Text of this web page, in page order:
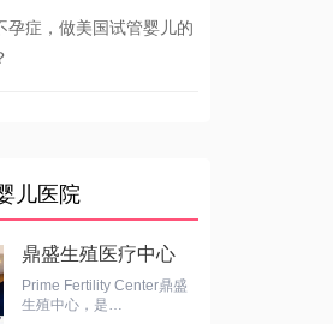
孕症，做美国试管婴儿的
儿医院
鼎盛生殖医疗中心
Prime Fertility Center鼎盛
生殖中心，是…